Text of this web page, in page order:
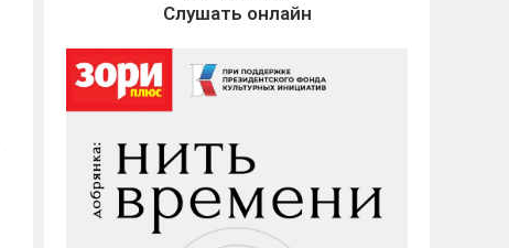
Слушать онлайн